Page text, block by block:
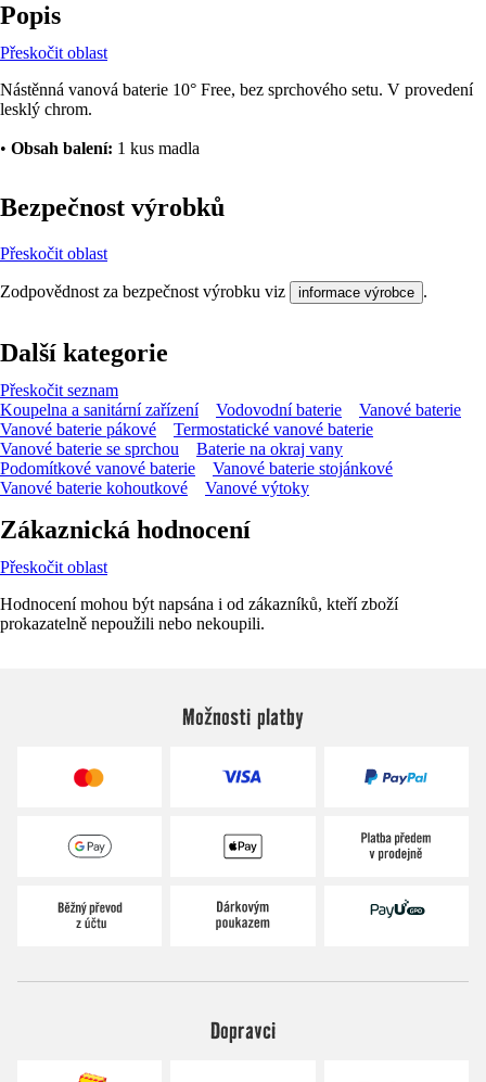
Popis
Přeskočit oblast
Nástěnná vanová baterie 10° Free, bez sprchového setu. V provedení
lesklý chrom.
• Obsah balení: 1 kus madla
Bezpečnost výrobků
Přeskočit oblast
Zodpovědnost za bezpečnost výrobku viz informace výrobce .
Další kategorie
Přeskočit seznam
Koupelna a sanitární zařízení
Vodovodní baterie
Vanové baterie
Vanové baterie pákové
Termostatické vanové baterie
Vanové baterie se sprchou
Baterie na okraj vany
Podomítkové vanové baterie
Vanové baterie stojánkové
Vanové baterie kohoutkové
Vanové výtoky
Zákaznická hodnocení
Přeskočit oblast
Hodnocení mohou být napsána i od zákazníků, kteří zboží
prokazatelně nepoužili nebo nekoupili.
Možnosti platby
Dopravci